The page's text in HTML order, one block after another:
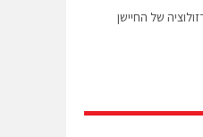
של החיישן